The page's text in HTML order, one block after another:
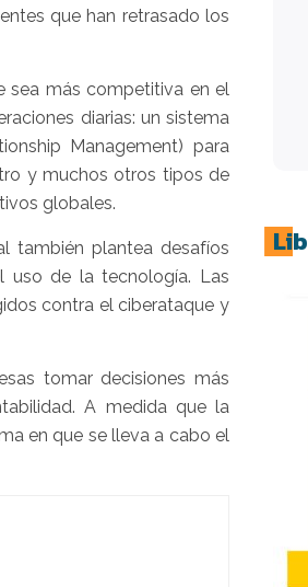
que han retrasado los
sea más competitiva en el
diarias: un sistema
Management) para
y muchos otros tipos de
globales.
también plantea desafíos
uso de la tecnología. Las
contra el ciberataque y
tomar decisiones más
A medida que la
en que se lleva a cabo el